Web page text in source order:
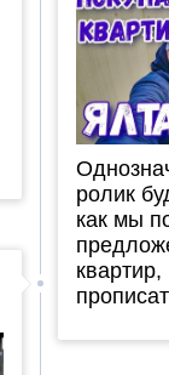
ролик
как мы